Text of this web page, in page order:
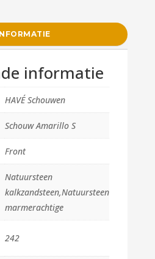
informatie
HAVÉ Schouwen
Schouw Amarillo S
Front
Natuursteen
kalkzandsteen,Natuursteen
marmerachtige
242